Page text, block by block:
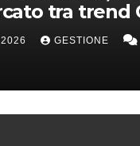
tra trend
GESTIONE